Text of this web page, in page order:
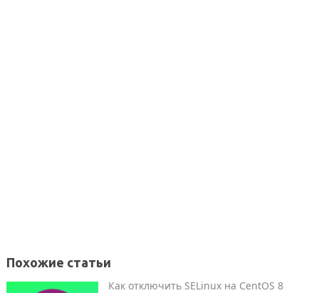
Похожие статьи
Как отключить SELinux на CentOS 8